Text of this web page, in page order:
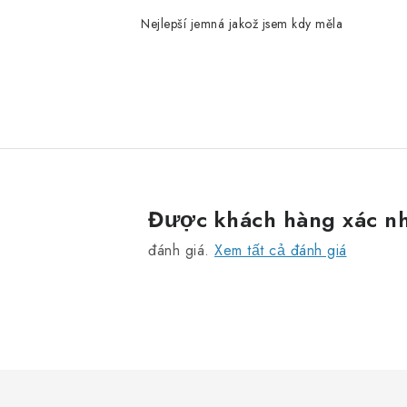
Nejlepší jemná jakož jsem kdy měla
Được khách hàng xác
đánh giá. Xem tất cả đánh giá